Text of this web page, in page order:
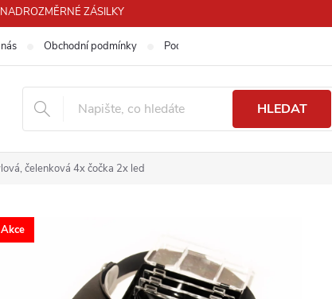
ZÁSILKY
Obchodní podmínky Podmínky ochrany osobních údajů
HLEDAT
čelenková 4x čočka 2x led
Akce